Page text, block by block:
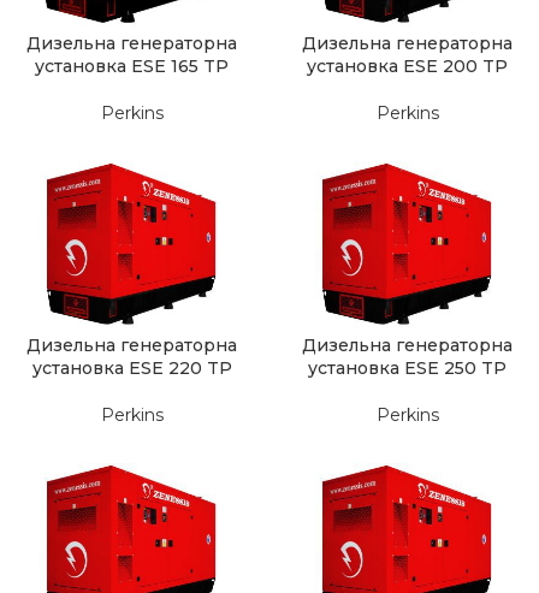
Дизельна генераторна
установка ESE 165 TP
Perkins
Дизельна генераторна
установка ESE 200 TP
Perkins
Дизельна генераторна
установка ESE 220 TP
Perkins
Дизельна генераторна
установка ESE 250 TP
Perkins